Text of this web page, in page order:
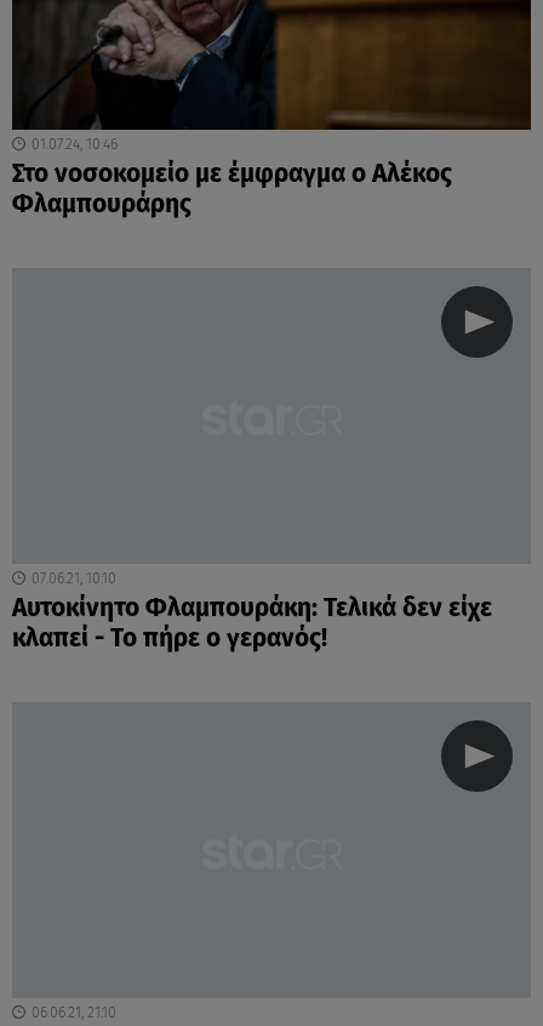
01.07.24, 10:46
Στο νοσοκομείο με έμφραγμα ο Αλέκος
Φλαμπουράρης
07.06.21, 10:10
Αυτοκίνητο Φλαμπουράκη: Τελικά δεν είχε
κλαπεί - Το πήρε ο γερανός!
06.06.21, 21:10